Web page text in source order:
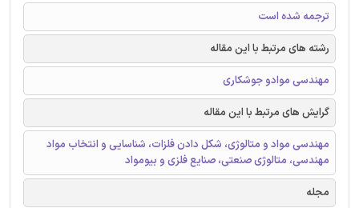
ترجمه شده است
رشته های مرتبط با این مقاله
مهندسی موادو جوشکاری
گرایش های مرتبط با این مقاله
مهندسی مواد و متالوژی، شکل دادن فلزات، شناسایی و انتخاب مواد
مهندسی، متالوژی صنعتی، صنایع فلزی و بیومواد
مجله